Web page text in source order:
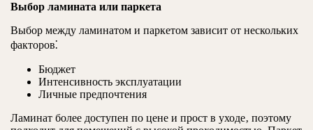
Выбор ламината или паркета
Выбор между ламинатом и паркетом зависит от нескольких
факторов⁚
Бюджет
Интенсивность эксплуатации
Личные предпочтения
Ламинат более доступен по цене и прост в уходе‚ поэтому